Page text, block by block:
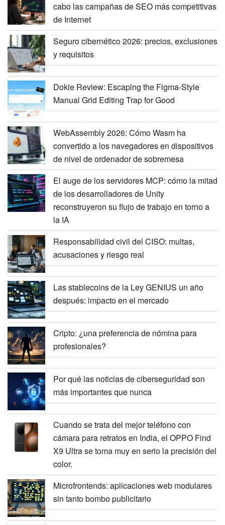
cabo las campañas de SEO más competitivas
de Internet
Seguro cibernético 2026: precios, exclusiones
y requisitos
Dokie Review: Escaping the Figma-Style
Manual Grid Editing Trap for Good
WebAssembly 2026: Cómo Wasm ha
convertido a los navegadores en dispositivos
de nivel de ordenador de sobremesa
El auge de los servidores MCP: cómo la mitad
de los desarrolladores de Unity
reconstruyeron su flujo de trabajo en torno a
la IA
Responsabilidad civil del CISO: multas,
acusaciones y riesgo real
Las stablecoins de la Ley GENIUS un año
después: impacto en el mercado
Cripto: ¿una preferencia de nómina para
profesionales?
Por qué las noticias de ciberseguridad son
más importantes que nunca
Cuando se trata del mejor teléfono con
cámara para retratos en India, el OPPO Find
X9 Ultra se toma muy en serio la precisión del
color.
Microfrontends: aplicaciones web modulares
sin tanto bombo publicitario